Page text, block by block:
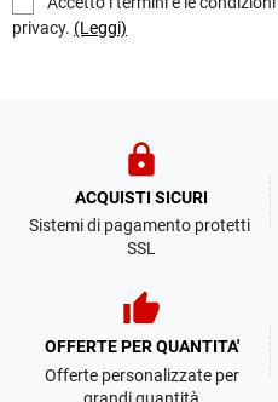
privacy. (Leggi)
lock
ACQUISTI SICURI
Sistemi di pagamento protetti
SSL
thumb_up
OFFERTE PER QUANTITA'
Offerte personalizzate per